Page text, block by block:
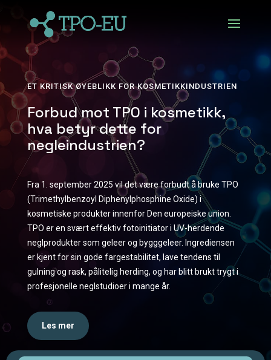
ET KRITISK ØYEBLIKK FOR KOSMETIKKINDUSTRIEN
Forbud mot TPO i kosmetikk,
hva betyr dette for
negleindustrien?
Fra 1. september 2025 vil det være forbudt å bruke TPO
(Trimethylbenzoyl Diphenylphosphine Oxide) i
kosmetiske produkter innenfor Den europeiske union.
TPO er en svært effektiv fotoinitiator i UV-herdende
neglprodukter som geleer og bygggeleer. Ingrediensen
er kjent for sin gode fargestabilitet, lave tendens til
gulning og rask, pålitelig herding, og har blitt brukt trygt i
profesjonelle neglstudioer i mange år.
Les mer